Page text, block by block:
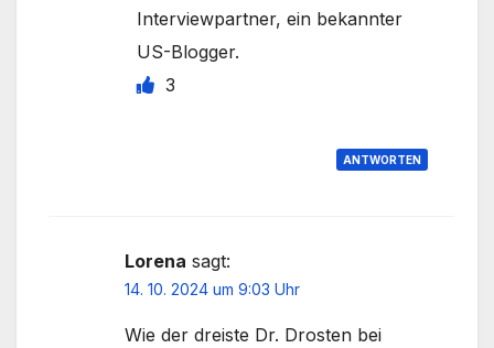
Interviewpartner, ein bekannter
US-Blogger.
3
ANTWORTEN
Lorena sagt:
14. 10. 2024 um 9:03 Uhr
Wie der dreiste Dr. Drosten bei